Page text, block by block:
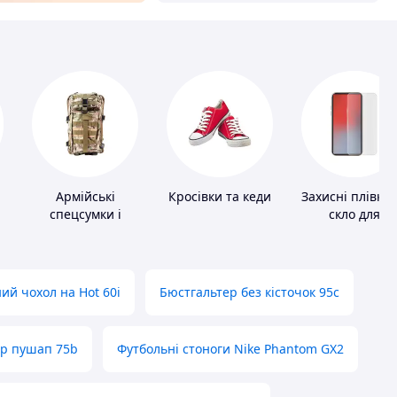
Армійські
спецсумки і
Кросівки та кеди
Захисні плівки
скло для
чохол на Hot 60i Бюстгальтер без кісточок 95с
пушап 75b Футбольні стоноги Nike Phantom GX2